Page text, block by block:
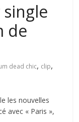
single
de
dead chic, clip,
les nouvelles
avec « Paris »,